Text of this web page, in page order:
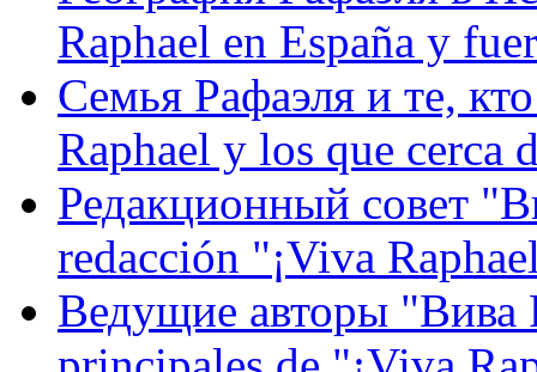
Raphael en España y
Семья Рафаэля и те,
Raphael y los que cerca
Редакционный совет
redacción "¡Viva
Ведущие авторы "Вива